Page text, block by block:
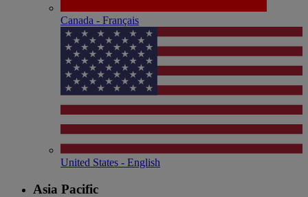
Canada - Français
United States - English
Asia Pacific